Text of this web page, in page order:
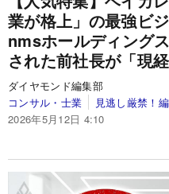
業が格上」の最強ビ
nmsホールディング
された前社長が「現
ダイヤモンド編集部
コンサル・士業
見逃し厳禁！
2026年5月12日 4:10